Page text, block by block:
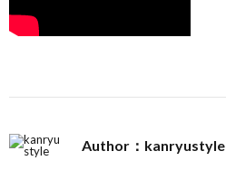
Author：kanryustyle